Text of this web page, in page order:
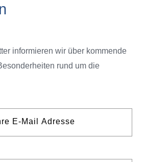
informieren wir über kommende
rund um die